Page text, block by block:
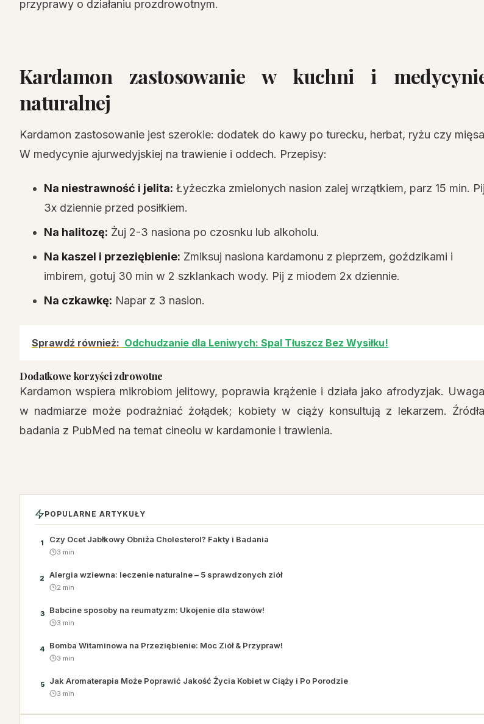
przyprawy o działaniu prozdrowotnym.
Kardamon zastosowanie w kuchni i
naturalnej
Kardamon zastosowanie jest szerokie: dodatek do kawy po turecku, herbat, ryżu czy
W medycynie ajurwedyjskiej na trawienie i oddech. Przepisy:
Na niestrawność i jelita: Łyżeczka zmielonych nasion zalej wrzątkiem, parz 15 min. Pij
3x dziennie przed posiłkiem.
Na halitozę: Żuj 2-3 nasiona po czosnku lub alkoholu.
Na kaszel i przeziębienie: Zmiksuj nasiona kardamonu z pieprzem, goździkami i
imbirem, gotuj 30 min w 2 szklankach wody. Pij z miodem 2x dziennie.
Na czkawkę: Napar z 3 nasion.
Sprawdź również: Odchudzanie dla Leniwych: Spal Tłuszcz Bez Wysiłku!
Dodatkowe korzyści zdrowotne
Kardamon wspiera mikrobiom jelitowy, poprawia krążenie i działa jako afrodyzjak.
w nadmiarze może podrażniać żołądek; kobiety w ciąży konsultują z lekarzem.
badania z PubMed na temat cineolu w kardamonie i trawienia.
POPULARNE ARTYKUŁY
1 Czy Ocet Jabłkowy Obniża Cholesterol? Fakty i Badania
3 min
2 Alergia wziewna: leczenie naturalne – 5 sprawdzonych ziół
2 min
3 Babcine sposoby na reumatyzm: Ukojenie dla stawów!
3 min
4 Bomba Witaminowa na Przeziębienie: Moc Ziół & Przypraw!
3 min
5 Jak Aromaterapia Może Poprawić Jakość Życia Kobiet w Ciąży i Po Porodzie
3 min